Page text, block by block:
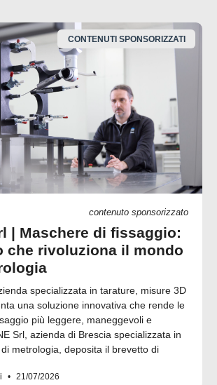
CONTENUTI SPONSORIZZATI
contenuto sponsorizzato
| Maschere di fissaggio:
che rivoluziona il mondo
specializzata in tarature, misure 3D
una soluzione innovativa che rende le
più leggere, maneggevoli e
Srl, azienda di Brescia specializzata in
metrologia, deposita il brevetto di
21/07/2026